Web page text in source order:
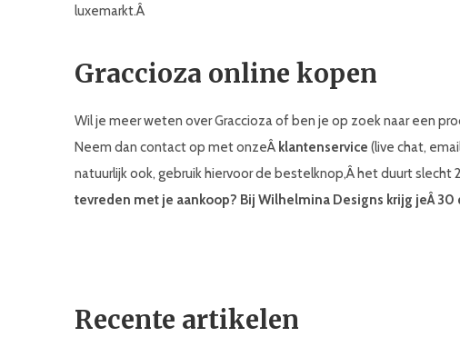
luxemarkt.Â
Graccioza online kopen
Wil je meer weten over Graccioza of ben je op zoek naar een
Neem dan contact op met onzeÂ klantenservice (live chat,
natuurlijk ook, gebruik hiervoor de bestelknop,Â het duurt slecht
tevreden met je aankoop? Bij Wilhelmina Designs krijg jeÂ 30
Recente artikelen